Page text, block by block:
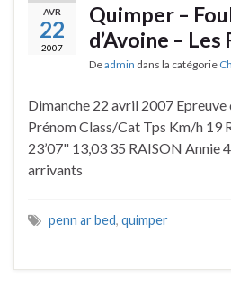
AVR
22
2007
Quimper –
d’Avoine –
Deadmin dans la catégorie
Dimanche 22 avril 2007
Prénom Class/Cat Tps Km/h 19
23’07" 13,03 35 RAISON Annie
arrivants
penn ar bed, quimper